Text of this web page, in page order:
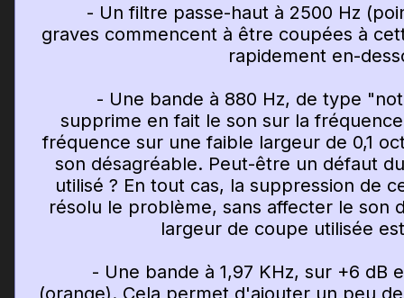
- Un filtre passe-haut à 2500 Hz
graves commencent à être coupées à
rapidement en-
- Une bande à 880 Hz, de type
supprime en fait le son sur la
fréquence sur une faible largeur de 0,1
son désagréable. Peut-être un défaut
utilisé ? En tout cas, la suppression de
résolu le problème, sans affecter le son
largeur de coupe utilisée
- Une bande à 1,97 KHz, sur +6 dB
(orange). Cela permet d'ajouter un peu